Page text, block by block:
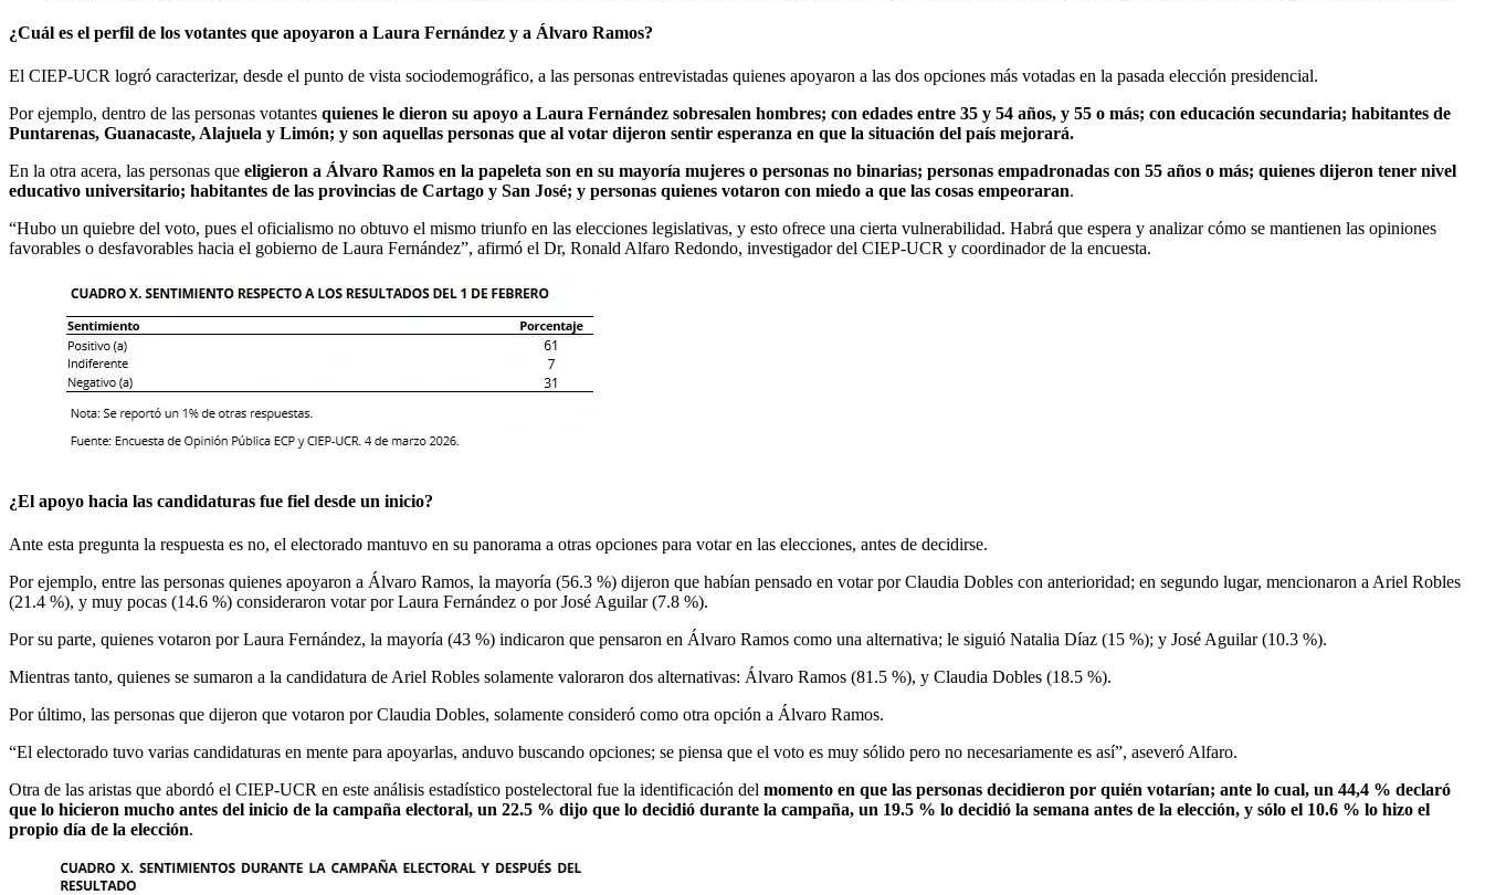
¿Cuál es el perfil de los votantes que apoyaron a Laura Fernández y a Álvaro Ramos?
El CIEP-UCR logró caracterizar, desde el punto de vista sociodemográfico, a las personas entrevistadas quienes apoyaron a las dos opciones más votadas en la pasada elección presidencial.
Por ejemplo, dentro de las personas votantes quienes le dieron su apoyo a Laura Fernández sobresalen hombres; con edades entre 35 y 54 años, y 55 o más; con educación secundaria; habitantes de
Puntarenas, Guanacaste, Alajuela y Limón; y son aquellas personas que al votar dijeron sentir esperanza en que la situación del país mejorará.
En la otra acera, las personas que eligieron a Álvaro Ramos en la papeleta son en su mayoría mujeres o personas no binarias; personas empadronadas con 55 años o más; quienes dijeron tener nivel
educativo universitario; habitantes de las provincias de Cartago y San José; y personas quienes votaron con miedo a que las cosas empeoraran.
“Hubo un quiebre del voto, pues el oficialismo no obtuvo el mismo triunfo en las elecciones legislativas, y esto ofrece una cierta vulnerabilidad. Habrá que espera y analizar cómo se mantienen las opiniones
favorables o desfavorables hacia el gobierno de Laura Fernández”, afirmó el Dr, Ronald Alfaro Redondo, investigador del CIEP-UCR y coordinador de la encuesta.
¿El apoyo hacia las candidaturas fue fiel desde un inicio?
Ante esta pregunta la respuesta es no, el electorado mantuvo en su panorama a otras opciones para votar en las elecciones, antes de decidirse.
Por ejemplo, entre las personas quienes apoyaron a Álvaro Ramos, la mayoría (56.3 %) dijeron que habían pensado en votar por Claudia Dobles con anterioridad; en segundo lugar, mencionaron a Ariel Robles
(21.4 %), y muy pocas (14.6 %) consideraron votar por Laura Fernández o por José Aguilar (7.8 %).
Por su parte, quienes votaron por Laura Fernández, la mayoría (43 %) indicaron que pensaron en Álvaro Ramos como una alternativa; le siguió Natalia Díaz (15 %); y José Aguilar (10.3 %).
Mientras tanto, quienes se sumaron a la candidatura de Ariel Robles solamente valoraron dos alternativas: Álvaro Ramos (81.5 %), y Claudia Dobles (18.5 %).
Por último, las personas que dijeron que votaron por Claudia Dobles, solamente consideró como otra opción a Álvaro Ramos.
“El electorado tuvo varias candidaturas en mente para apoyarlas, anduvo buscando opciones; se piensa que el voto es muy sólido pero no necesariamente es así”, aseveró Alfaro.
Otra de las aristas que abordó el CIEP-UCR en este análisis estadístico postelectoral fue la identificación del momento en que las personas decidieron por quién votarían; ante lo cual, un 44,4 % declaró
que lo hicieron mucho antes del inicio de la campaña electoral, un 22.5 % dijo que lo decidió durante la campaña, un 19.5 % lo decidió la semana antes de la elección, y sólo el 10.6 % lo hizo el
propio día de la elección.